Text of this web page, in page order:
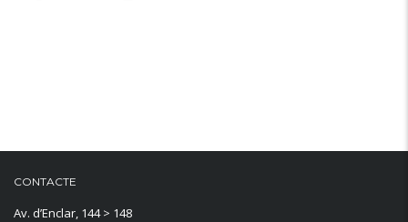
CONTACTE
Av. d’Enclar, 144 > 148